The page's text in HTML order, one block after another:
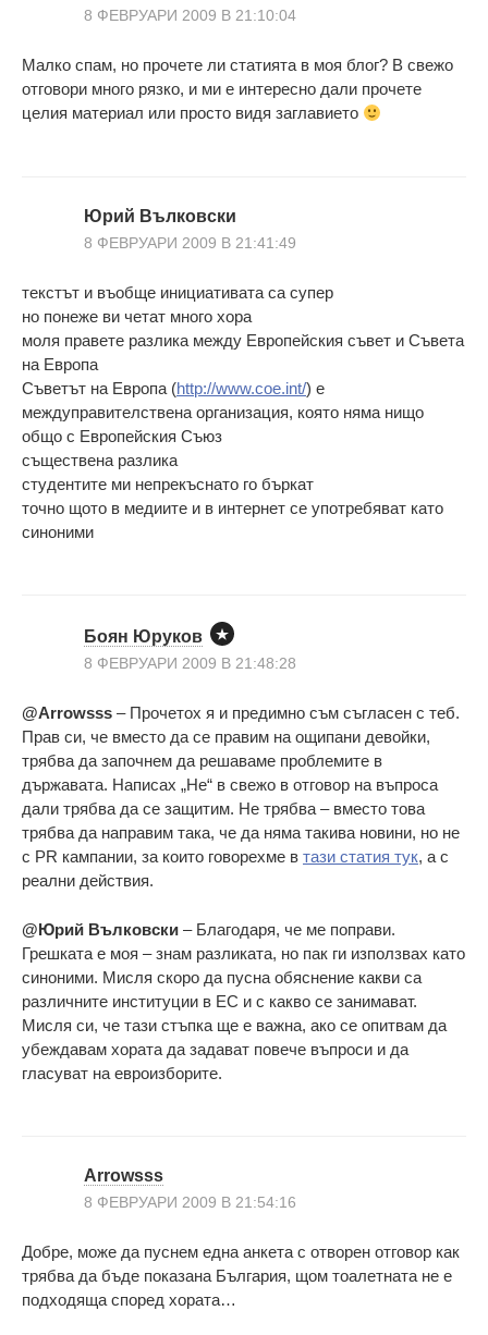
8 ФЕВРУАРИ 2009 В 21:10:04
Малко спам, но прочете ли статията в моя блог? В свежо
отговори много рязко, и ми е интересно дали прочете
целия материал или просто видя заглавието
Юрий Вълковски
8 ФЕВРУАРИ 2009 В 21:41:49
текстът и въобще инициативата са супер
но понеже ви четат много хора
моля правете разлика между Европейския съвет и Съвета
на Европа
Съветът на Европа (http://www.coe.int/) е
междуправителствена организация, която няма нищо
общо с Европейския Съюз
съществена разлика
студентите ми непрекъснато го бъркат
точно щото в медиите и в интернет се употребяват като
синоними
Боян Юруков
8 ФЕВРУАРИ 2009 В 21:48:28
@Arrowsss – Прочетох я и предимно съм съгласен с теб.
Прав си, че вместо да се правим на ощипани девойки,
трябва да започнем да решаваме проблемите в
държавата. Написах „Не“ в свежо в отговор на въпроса
дали трябва да се защитим. Не трябва – вместо това
трябва да направим така, че да няма такива новини, но не
с PR кампании, за които говорехме в тази статия тук, а с
реални действия.
@Юрий Вълковски – Благодаря, че ме поправи.
Грешката е моя – знам разликата, но пак ги използвах като
синоними. Мисля скоро да пусна обяснение какви са
различните институции в ЕС и с какво се занимават.
Мисля си, че тази стъпка ще е важна, ако се опитвам да
убеждавам хората да задават повече въпроси и да
гласуват на евроизборите.
Arrowsss
8 ФЕВРУАРИ 2009 В 21:54:16
Добре, може да пуснем една анкета с отворен отговор как
трябва да бъде показана България, щом тоалетната не е
подходяща според хората…